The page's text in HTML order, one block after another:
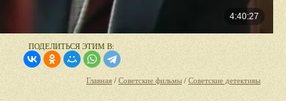
ПОДЕЛИТЬСЯ ЭТИМ В:
Главная / Советские фильмы / Советские детективы